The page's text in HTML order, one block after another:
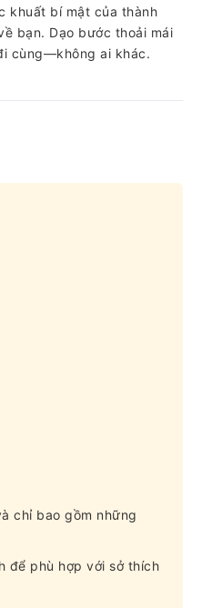
khuất bí mật của thành
bạn. Dạo bước thoải mái
cùng—không ai khác.
chỉ bao gồm những
để phù hợp với sở thích